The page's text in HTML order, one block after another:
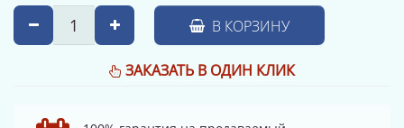
В КОРЗИНУ
ЗАКАЗАТЬ В ОДИН КЛИК